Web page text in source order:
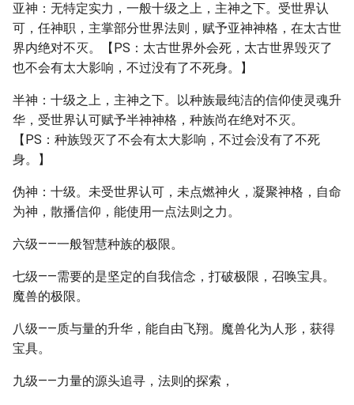
亚神：无特定实力，一般十级之上，主神之下。受世界认
可，任神职，主掌部分世界法则，赋予亚神神格，在太古世
界内绝对不灭。【PS：太古世界外会死，太古世界毁灭了
也不会有太大影响，不过没有了不死身。】
半神：十级之上，主神之下。以种族最纯洁的信仰使灵魂升
华，受世界认可赋予半神神格，种族尚在绝对不灭。
【PS：种族毁灭了不会有太大影响，不过会没有了不死
身。】
伪神：十级。未受世界认可，未点燃神火，凝聚神格，自命
为神，散播信仰，能使用一点法则之力。
六级——一般智慧种族的极限。
七级——需要的是坚定的自我信念，打破极限，召唤宝具。
魔兽的极限。
八级——质与量的升华，能自由飞翔。魔兽化为人形，获得
宝具。
九级——力量的源头追寻，法则的探索，